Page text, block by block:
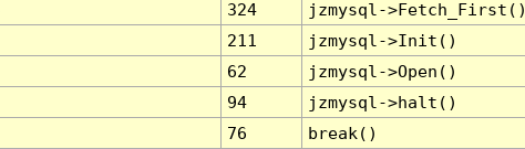
324
jzmysql-
211
jzmysql->Init()
62
jzmysql->Open()
94
jzmysql->halt()
76 break()